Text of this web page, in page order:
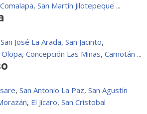
, San Martín Jilotepeque ...
San José La Arada, San Jacinto,
Olopa, Concepción Las Minas, Camotán ...
, San Antonio La Paz, San Agustín
, El Jícaro, San Cristobal